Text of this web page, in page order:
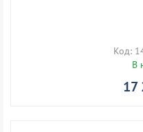
Код:
В
17